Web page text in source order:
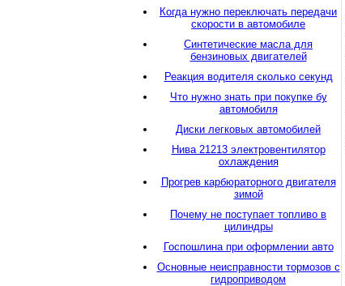
Когда нужно переключать передачи
скорости в автомобиле
Синтетические масла для
бензиновых двигателей
Реакция водителя сколько секунд
Что нужно знать при покупке бу
автомобиля
Диски легковых автомобилей
Нива 21213 электровентилятор
охлаждения
Прогрев карбюраторного двигателя
зимой
Почему не поступает топливо в
цилиндры
Госпошлина при оформлении авто
Основные неисправности тормозов с
гидроприводом